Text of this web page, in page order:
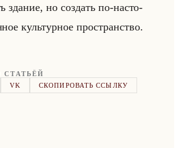
зда­ние, но со­здать по-на­сто­
культур­ное про­стран­ство.
VK СКОПИРОВАТЬ ССЫЛКУ